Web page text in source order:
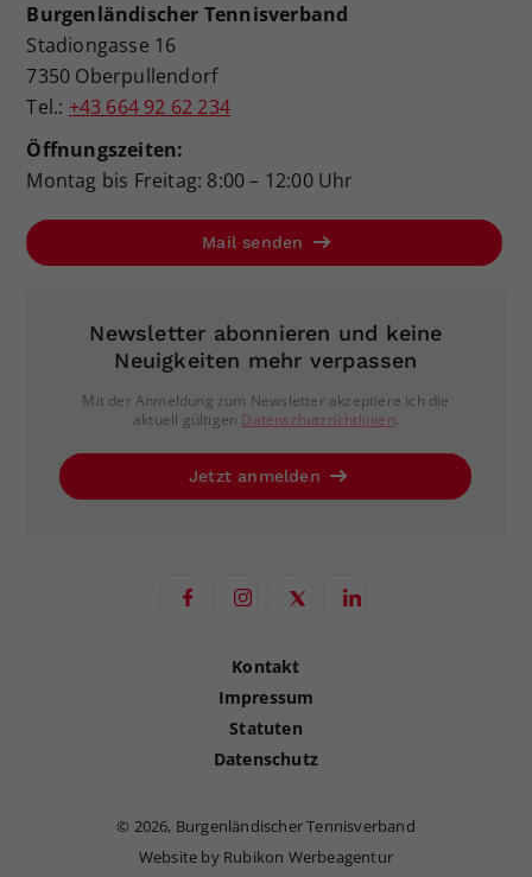
Burgenländischer Tennisverband
Stadiongasse 16
7350 Oberpullendorf
Tel.: +43 664 92 62 234
Öffnungszeiten:
Montag bis Freitag: 8:00 – 12:00 Uhr
Mail senden
Newsletter abonnieren und keine
Neuigkeiten mehr verpassen
Mit der Anmeldung zum Newsletter akzeptiere ich die
aktuell gültigen Datenschutzrichtlinien.
Jetzt anmelden
Kontakt
Impressum
Statuten
Datenschutz
© 2026, Burgenländischer Tennisverband
Website by Rubikon Werbeagentur